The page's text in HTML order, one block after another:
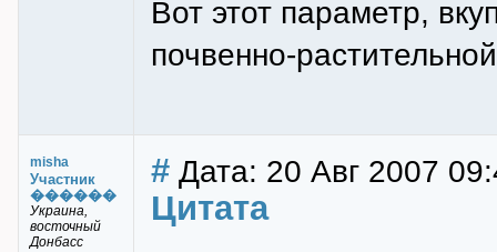
Вот этот параметр,
почвенно-
misha
Участник
������
Украина,
восточный
Донбасс
# Дата: 20 Авг 2007
Цитата